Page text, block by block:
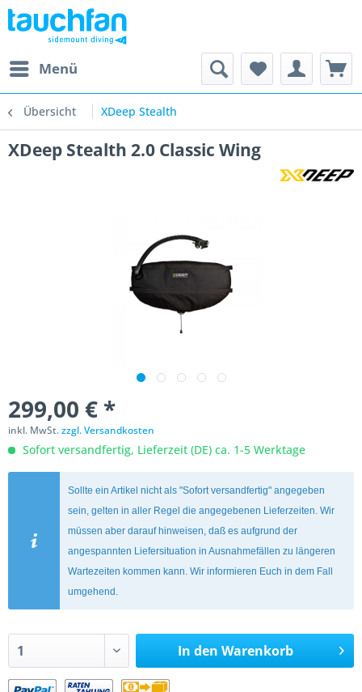
Menü
Übersicht XDeep Stealth
XDeep Stealth 2.0 Classic Wing
299,00 € *
inkl. MwSt.zzgl. Versandkosten
Sofort versandfertig, Lieferzeit (DE) ca. 1-5 Werktage
Sollte ein Artikel nicht als "Sofort versandfertig" angegeben
sein, gelten in aller Regel die angegebenen Lieferzeiten. Wir
müssen aber darauf hinweisen, daß es aufgrund der
angespannten Liefersituation in Ausnahmefällen zu längeren
Wartezeiten kommen kann. Wir informieren Euch in dem Fall
umgehend.
In den Warenkorb